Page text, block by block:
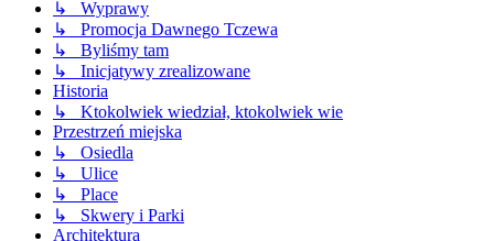
↳ Wyprawy
↳ Promocja Dawnego Tczewa
↳ Byliśmy tam
↳ Inicjatywy zrealizowane
Historia
↳ Ktokolwiek wiedział, ktokolwiek wie
Przestrzeń miejska
↳ Osiedla
↳ Ulice
↳ Place
↳ Skwery i Parki
Architektura